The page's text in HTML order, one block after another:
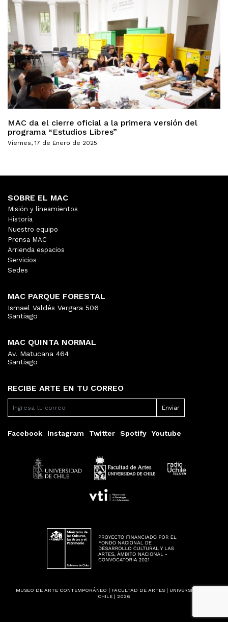
MAC da el cierre oficial a la primera versión del
programa “Estudios Libres”
Viernes, 17 de Enero de 2025
RECIBE ARTE EN TU CORREO
Facebook Instagram Twitter Spotify Youtube
SOBRE EL MAC
Misión y lineamientos
Historia
Nuestro equipo
Prensa MAC
Arrienda espacios
Servicios
Sedes
MAC PARQUE FORESTAL
Ismael Valdés Vergara 506
Santiago
MAC QUINTA NORMAL
Av. Matucana 464
Santiago
MUSEO DE ARTE CONTEMPORÁNEO | FACULTAD DE ARTES | UNIVERSIDAD DE
CHILE | 2026